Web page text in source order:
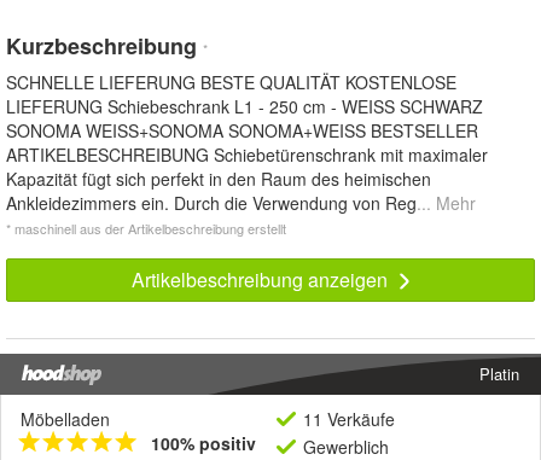
Kurzbeschreibung *
SCHNELLE LIEFERUNG BESTE QUALITÄT KOSTENLOSE
LIEFERUNG Schiebeschrank L1 - 250 cm - WEISS SCHWARZ
SONOMA WEISS+SONOMA SONOMA+WEISS BESTSELLER
ARTIKELBESCHREIBUNG Schiebetürenschrank mit maximaler
Kapazität fügt sich perfekt in den Raum des heimischen
Ankleidezimmers ein. Durch die Verwendung von Reg... Mehr
* maschinell aus der Artikelbeschreibung erstellt
Artikelbeschreibung anzeigen
Platin
Möbelladen
100% positiv
11 Verkäufe
Gewerblich